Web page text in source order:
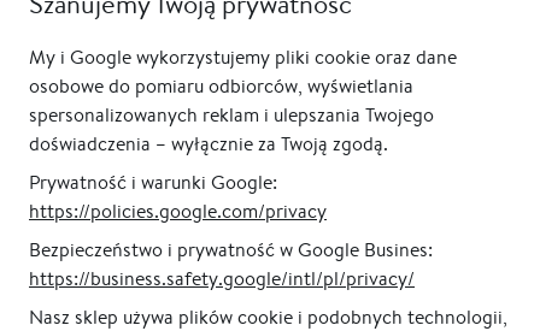
cienkiej ramie,
podświetlane, pionowe
od 1 045,00 zł
podświetlane, pionowe
od 1 335,00 zł
My i Google wykorzystujemy pliki cookie oraz dane
osobowe do pomiaru odbiorców, wyświetlania
spersonalizowanych reklam i ulepszania Twojego
doświadczenia – wyłącznie za Twoją zgodą.
Prywatność i warunki Google:
https://policies.google.com/privacy
Bezpieczeństwo i prywatność w Google Busines:
https://business.safety.google/intl/pl/privacy/
Nasz sklep używa plików cookie i podobnych technologii,